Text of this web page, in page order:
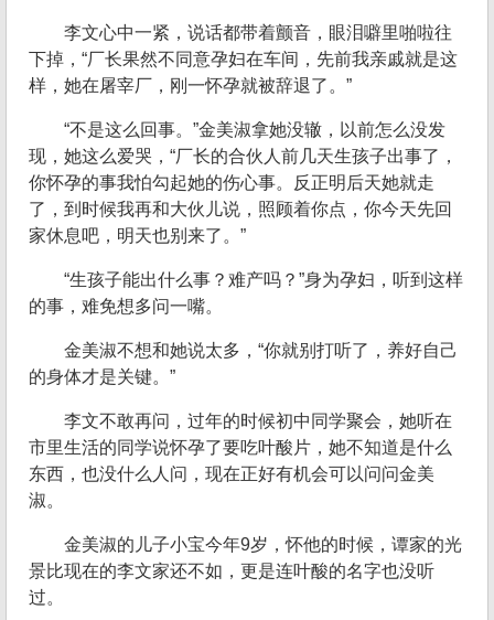
李文心中一紧，说话都带着颤音，眼泪噼里啪啦往
下掉，“厂长果然不同意孕妇在车间，先前我亲戚就是这
样，她在屠宰厂，刚一怀孕就被辞退了。”
“不是这么回事。”金美淑拿她没辙，以前怎么没发
现，她这么爱哭，“厂长的合伙人前几天生孩子出事了，
你怀孕的事我怕勾起她的伤心事。反正明后天她就走
了，到时候我再和大伙儿说，照顾着你点，你今天先回
家休息吧，明天也别来了。”
“生孩子能出什么事？难产吗？”身为孕妇，听到这样
的事，难免想多问一嘴。
金美淑不想和她说太多，“你就别打听了，养好自己
的身体才是关键。”
李文不敢再问，过年的时候初中同学聚会，她听在
市里生活的同学说怀孕了要吃叶酸片，她不知道是什么
东西，也没什么人问，现在正好有机会可以问问金美
淑。
金美淑的儿子小宝今年9岁，怀他的时候，谭家的光
景比现在的李文家还不如，更是连叶酸的名字也没听
过。